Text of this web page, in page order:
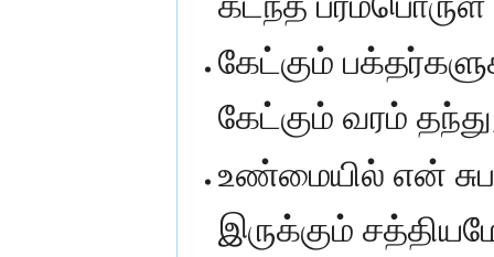
கேட்கும்
கேட்கும் வரம்
உண்மையில் என்
இருக்கும்